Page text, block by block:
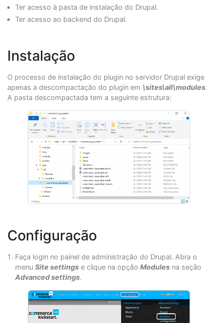
Ter acesso à pasta de instalação do Drupal.
Ter acesso ao backend do Drupal.
Instalação
O processo de instalação do plugin no servidor Drupal exige
apenas a descompactação do plugin em \sites\all\modules.
A pasta descompactada tem a seguinte estrutura:
Configuração
Faça login no painel de administração do Drupal. Abra o
menu Site settings e clique na opção Modules na seção
Advanced settings.